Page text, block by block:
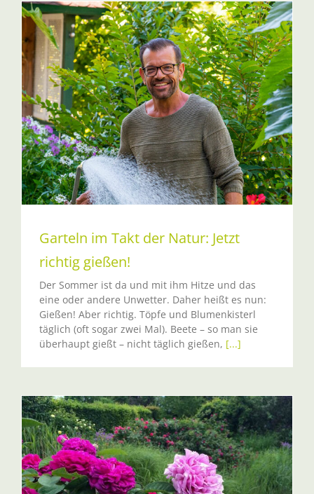
Garteln im Takt der Natur: Jetzt
richtig gießen!
Der Sommer ist da und mit ihm Hitze und das
eine oder andere Unwetter. Daher heißt es nun:
Gießen! Aber richtig. Töpfe und Blumenkisterl
täglich (oft sogar zwei Mal). Beete – so man sie
überhaupt gießt – nicht täglich gießen, [...]